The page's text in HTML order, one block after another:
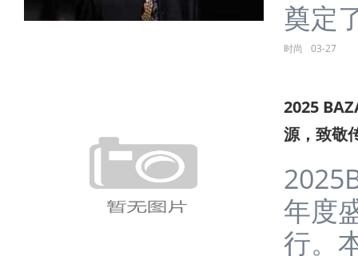
奠定
时尚 03-27
2025
源，致敬
年度
行。